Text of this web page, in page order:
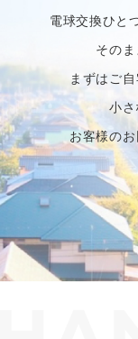
電球交換ひと
その
まずはご
小
お客様の